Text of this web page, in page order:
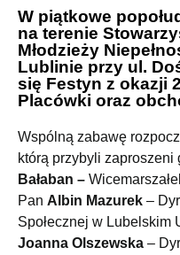
W piątkowe
na terenie
Młodzieży
Lublinie przy ul.
się Festyn z okazji
Placówki oraz
Wspólną zabawę
którą przybyli zaproszeni
Bałaban –
Pan Albin Mazurek –
Społecznej w Lubelskim
Joanna Olszewska –